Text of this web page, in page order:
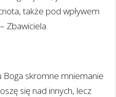
także pod wpływem
Zbawiciela.
Boga skromne mniemanie
się nad innych, lecz